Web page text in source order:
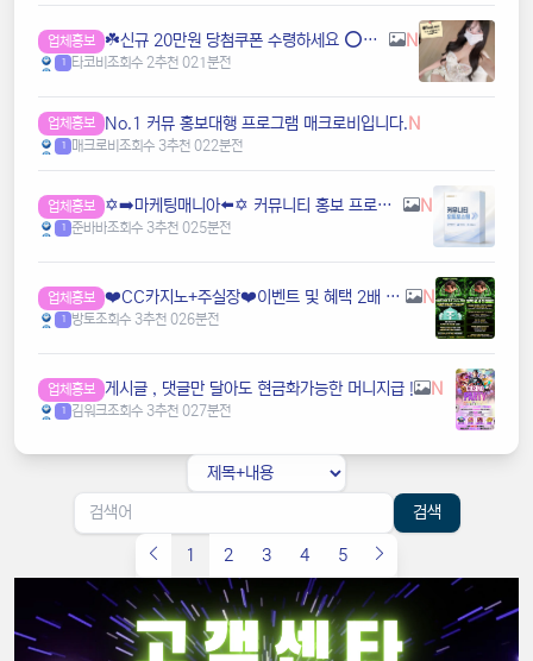
업체홍보 ☘️️신규 20만원 당첨쿠폰 수령하세요 ⭕️⭕️ 유튜브검색 > 수아영상방☘️ N
1 타코비 조회수 2추천 021분전
업체홍보 ️️No.1 커뮤 홍보대행 프️로그램 매크로비입니다.N
1 매크로비 조회수 3추천 022분전
업체홍보 ✡️➡️마케팅매니아⬅️✡️ 커뮤니티 홍보 프로그램⭐️구글 찌라시 프로그램⭐️카톡 텔레 미니게임 오토픽⭐️마케팅프로그램✡️ ggdx N
1 준바바조회수 3추천 025분전
업체홍보 ❤️CC️카지노+주실장❤️이벤트 및 혜택 2배 (중복⭕️)❤️탄탄한 자본, 무사고 ✅빠른충환✅ N
1 방토조회수 3추천 026분전
업체홍보 ️️게시글 , 댓글만 달아도 현금화가능한 머니지급 ! N
1 김워크조회수 3추천 027분전
검색
1 2 3 4 5